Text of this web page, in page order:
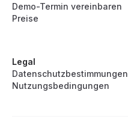
Demo-Termin vereinbaren
Preise
Legal
Datenschutzbestimmungen
Nutzungsbedingungen